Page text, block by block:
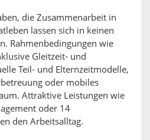
die Zusammenarbeit in
lassen sich in keinen
Rahmenbedingungen wie
Gleitzeit- und
Teil- und Elternzeitmodelle,
oder mobiles
Attraktive Leistungen wie
oder 14
den Arbeitsalltag.